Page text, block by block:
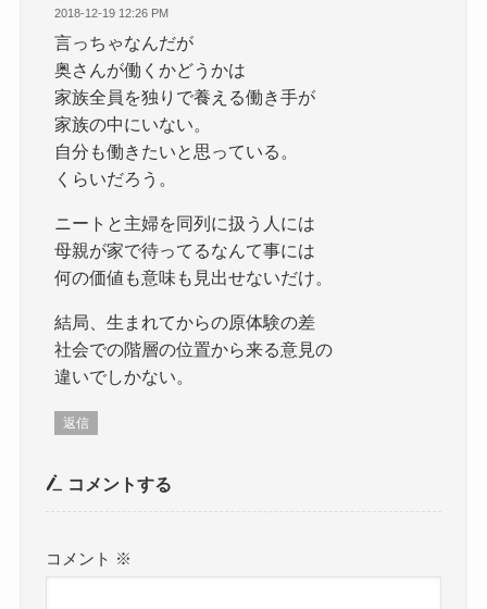
2018-12-19 12:26 PM
言っちゃなんだが
奥さんが働くかどうかは
家族全員を独りで養える働き手が
家族の中にいない。
自分も働きたいと思っている。
くらいだろう。
ニートと主婦を同列に扱う人には
母親が家で待ってるなんて事には
何の価値も意味も見出せないだけ。
結局、生まれてからの原体験の差
社会での階層の位置から来る意見の
違いでしかない。
返信
コメントする
コメント ※